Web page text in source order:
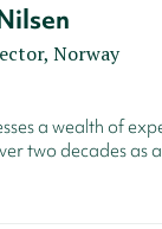
Norway
a wealth of
two decades as